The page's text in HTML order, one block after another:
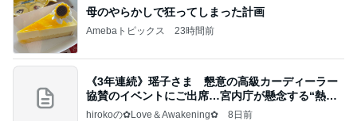
母のやらかしで狂ってしまった計画
Amebaトピックス 23時間前
《3年連続》瑶子さま 懇意の高級カーディーラー
協賛のイベントにご出席…宮内庁が懸念する“熱心
すぎ
hirokoの✿Love＆Awakening✿ 8日前